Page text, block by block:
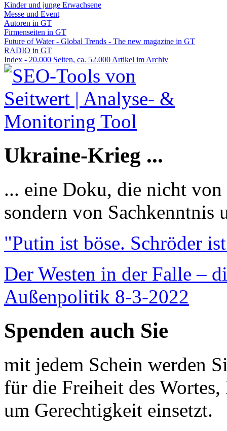
Kinder und junge Erwachsene
Messe und Event
Autoren in GT
Firmenseiten in GT
Future of Water - Global Trends - The new magazine in GT
RADIO in GT
Index - 20.000 Seiten, ca. 52.000 Artikel im Archiv
Ukraine-Krieg ...
... eine Doku, die nicht
sondern von Sachkenntnis
"Putin ist böse. Schröder
Der Westen in der Falle –
Außenpolitik 8-3-2022
Spenden auch Sie
mit jedem Schein werden
für die Freiheit des
um Gerechtigkeit einsetzt.